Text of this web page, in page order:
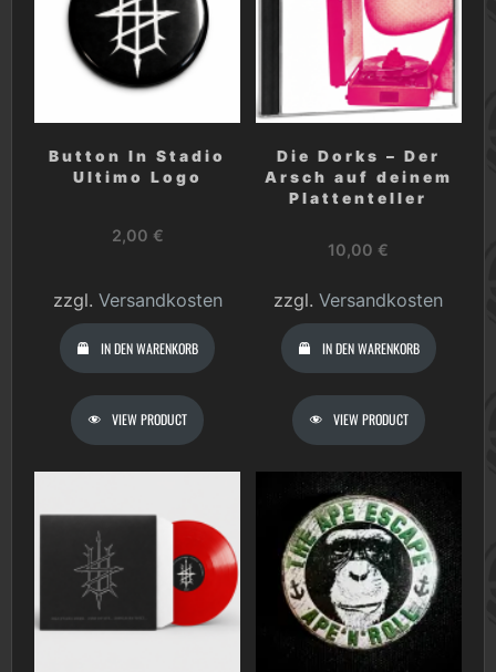
Button In Stadio
Ultimo Logo
2,00 €
zzgl. Versandkosten
IN DEN WARENKORB
VIEW PRODUCT
Die Dorks – Der
Arsch auf deinem
Plattenteller
10,00 €
zzgl.Versandkosten
IN DEN WARENKORB
VIEW PRODUCT